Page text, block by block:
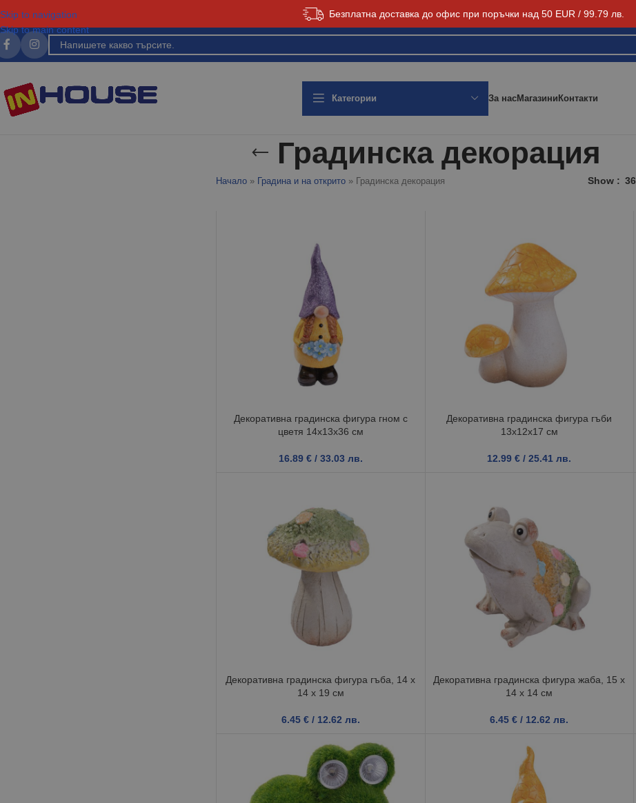
Безплатна доставка до офис при поръчки над 50 EUR / 99.79 лв.
Skip to navigation
Skip to main content
Категории За насМагазиниКонтакти
Градинска декорация
Начало» Градина и на открито» Градинска декорация Show 36
Декоративна градинска фигура гном с
цветя 14x13x36 см
16.89 € / 33.03 лв.
Декоративна градинска фигура гъби
13x12x17 см
12.99€ / 25.41 лв.
Декоративна градинска фигура гъба, 14 x
14 x 19 см
6.45 € / 12.62 лв.
Декоративна градинска фигура жаба, 15 x
14 x 14 см
6.45€ / 12.62 лв.